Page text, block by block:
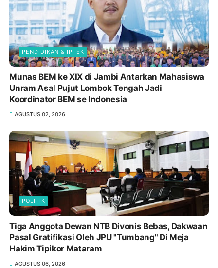
PENDIDIKAN & IPTEK
Munas BEM ke XIX di Jambi Antarkan Mahasiswa
Unram Asal Pujut Lombok Tengah Jadi
Koordinator BEM se Indonesia
AGUSTUS 02, 2026
POLITIK
Tiga Anggota Dewan NTB Divonis Bebas, Dakwaan
Pasal Gratifikasi Oleh JPU "Tumbang" Di Meja
Hakim Tipikor Mataram
AGUSTUS 06, 2026